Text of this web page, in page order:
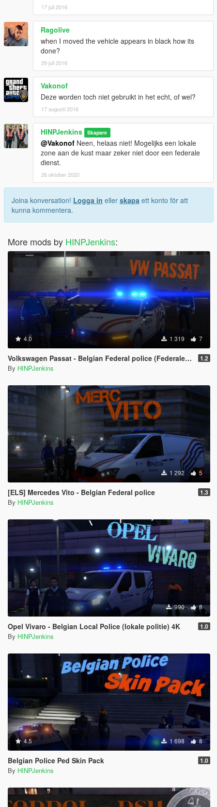
17 juli 2016
Ragolive
when I moved the vehicle appears in black how its
done?
29 juli 2016
Vakonof
Deze worden toch niet gebruikt in het echt, of wel?
17 augusti 2016
HINPJenkins Skapare
@Vakonof Neen, helaas niet! Mogelijks een lokale
zone aan de kust maar zeker niet door een federale
dienst.
26 oktober 2020
Joina konversation! Logga in eller skapa ett konto för att
kunna kommentera.
More mods by HINPJenkins:
4.0 1 319 7
Volkswagen Passat - Belgian Federal police (Federale politie) 1.2
By HINPJenkins
1 292 5
[ELS] Mercedes Vito - Belgian Federal police 1.3
By HINPJenkins
990 8
Opel Vivaro - Belgian Local Police (lokale politie) 4K 1.0
By HINPJenkins
4.5 1 698 8
Belgian Police Ped Skin Pack 1.0
By HINPJenkins